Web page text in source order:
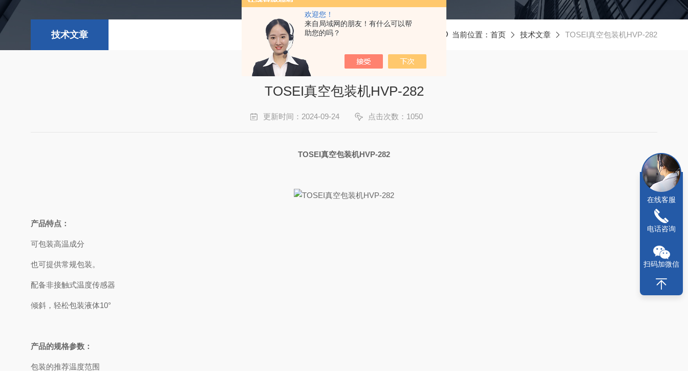
欢迎您！
来自局域网的朋友！有什么可以帮
助您的吗？
技术文章 当前位置： 首页 技术文章 TOSEI真空包装机HVP-282
TOSEI真空包装机HVP-282
更新时间：2024-09-24 点击次数：1050
TOSEI真空包装机HVP-282
产品特点：
可包装高温成分
也可提供常规包装。
配备非接触式温度传感器
倾斜，轻松包装液体10°
产品的规格参数：
包装的推荐温度范围
在线客服
电话咨询
扫码加微信